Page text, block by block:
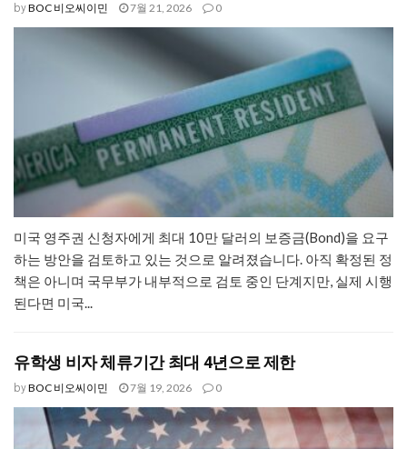
byBOC 비오씨이민 7월 21, 2026 0
미국 영주권 신청자에게 최대 10만 달러의 보증금(Bond)을 요구
하는 방안을 검토하고 있는 것으로 알려졌습니다. 아직 확정된 정
책은 아니며 국무부가 내부적으로 검토 중인 단계지만, 실제 시행
된다면 미국...
유학생 비자 체류기간 최대 4년으로 제한
byBOC 비오씨이민 7월 19, 2026 0